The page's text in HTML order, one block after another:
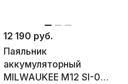
12 190 руб.
Паяльник
аккумуляторный
MILWAUKEE M12 SI-0